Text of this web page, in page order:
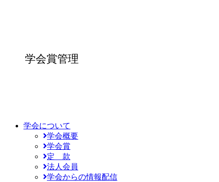
学会賞管理
学会について
学会概要
学会賞
定 款
法人会員
学会からの情報配信